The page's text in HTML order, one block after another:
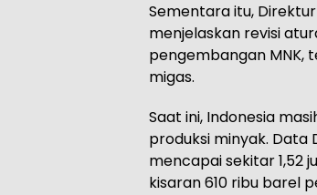
Sementara itu,
menjelaskan revisi
pengembangan MNK,
migas.
Saat ini, Indonesia
produksi minyak. Data
mencapai sekitar 1,52
kisaran 610 ribu barel